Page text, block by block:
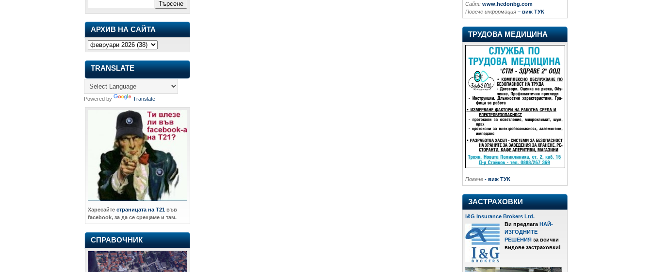
АРХИВ НА САЙТА
TRANSLATE
Powered by Translate
Харесайте страницата на Т21 във
facebook, за да се срещаме и там.
СПРАВОЧНИК
Сайт: www.hedonbg.com
Повече информация – виж ТУК
ТРУДОВА МЕДИЦИНА
Повече - виж ТУК
ЗАСТРАХОВКИ
I&G Insurance Brokers Ltd.
Ви предлага НАЙ-
ИЗГОДНИТЕ
РЕШЕНИЯ за всички
видове застраховки!